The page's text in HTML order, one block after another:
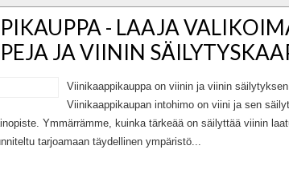
- LAAJA
JA VIININ
Viinikaappikauppa on viinin ja viinin
Viinikaappikaupan intohimo on viini ja sen
Ymmärrämme, kuinka tärkeää on säilyttää viinin
tarjoamaan täydellinen ympäristö...